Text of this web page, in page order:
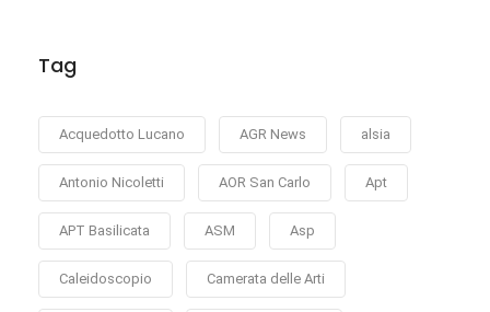
Tag
Acquedotto Lucano AGR News alsia
Antonio Nicoletti AOR San Carlo Apt
APT Basilicata ASM Asp
Caleidoscopio Camerata delle Arti